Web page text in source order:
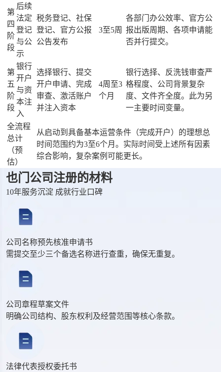
第
四
阶
段
后续
法定
登记
与公
示
税务登记、社保
登记、官方公报
公告发布
3至5周
各部门办公效率、官方公
报出版周期、各项申请能
否并行提交。
第
五
阶
段
银行
开户
与资
本注
入
选择银行、提交
开户申请、完成
审查、激活账户
并注入资本
4周至3
个月
银行选择、反洗钱审查严
格程度、公司背景复杂
度、文件齐全度。此为另
一主要时间变量。
全流程
总计
（预
估）
从启动到具备基本运营条件（完成开户）的理想总
时间范围约为3至6个月。实际时间受上述所有因素
综合影响，复杂案例可能更长。
也门公司注册的材料
10年服务沉淀 成就行业口碑
公司名称预先核准申请书
需提交至少三个备选名称进行查重，确保无重复。
公司章程草案文件
明确公司结构、股东权利及经营范围等核心条款。
法律代表授权委托书